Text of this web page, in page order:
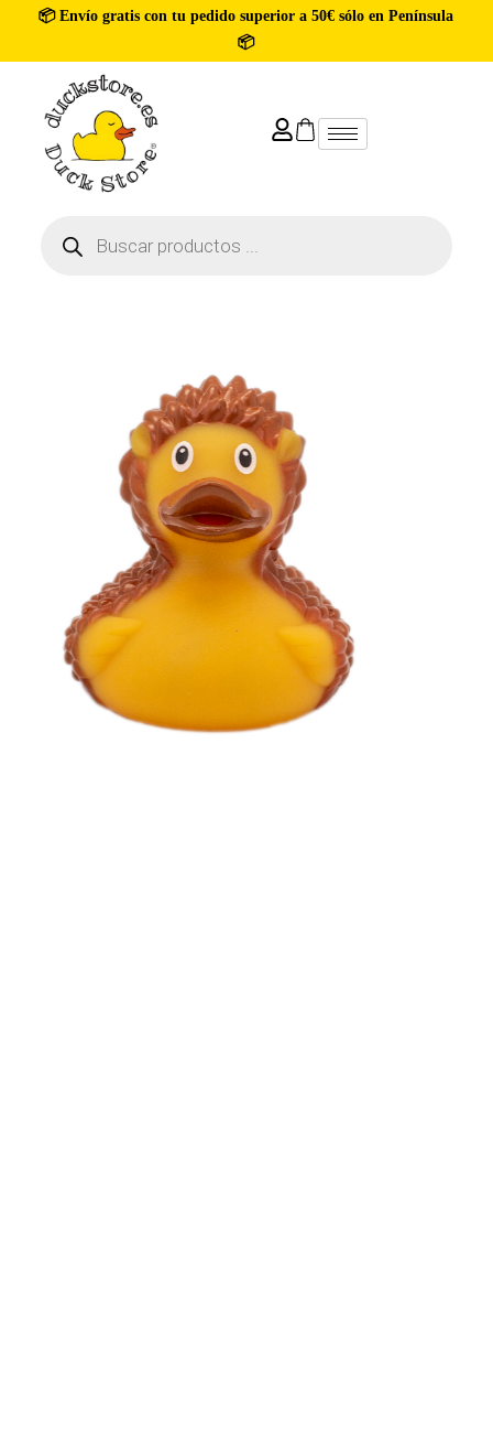
📦 Envío gratis con tu pedido superior a 50€ sólo en Península
📦